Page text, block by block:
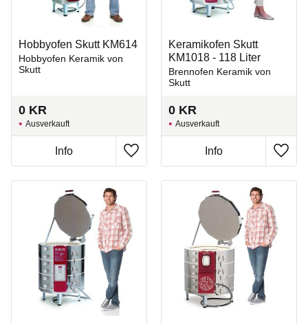
Hobbyofen Skutt KM614
Hobbyofen Keramik von
Skutt
0 KR
Zu Favoriten hinzufügen
Ausverkauft
Keramikofen Skutt
KM1018 - 118 Liter
Brennofen Keramik von
Skutt
0 KR
Zu
Ausverkauft